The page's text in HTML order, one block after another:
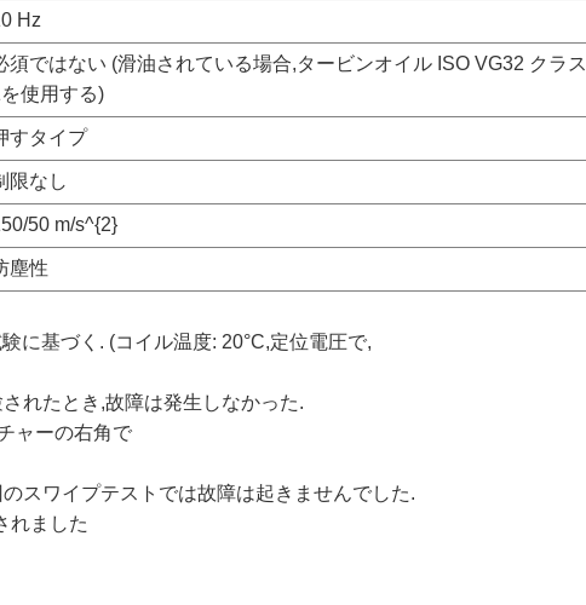
Hz
須ではない (滑油されている場合,タービンオイル ISO VG32 クラス
使用する)
すタイプ
限なし
50 m/s^{2}
塵性
に基づく. (コイル温度: 20°C,定位電圧で,
れたとき,故障は発生しなかった.
ャーの右角で
スワイプテストでは故障は起きませんでした.
れました